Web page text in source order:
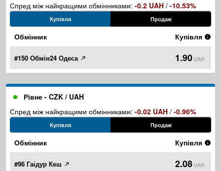
Спред між найкращими обмінниками: -0.2 UAH / -10.53%
Купівля Продаж
Обмінник Купівля
#150 Обмін24 Одеса 1.90 UAH
Рівне - CZK / UAH
Спред між найкращими обмінниками: -0.02 UAH / -0.96%
Купівля Продаж
Обмінник Купівля
#96 Гаідур Кеш 2.08 UAH